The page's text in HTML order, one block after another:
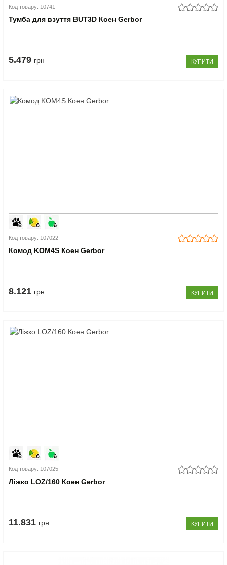
Код товару: 10741
Тумба для взуття BUT3D Коен Gerbor
5.479 грн КУПИТИ
Код товару: 107022
Комод KOM4S Коен Gerbor
8.121 грн КУПИТИ
Код товару: 107025
Ліжко LOZ/160 Коен Gerbor
11.831 грн КУПИТИ